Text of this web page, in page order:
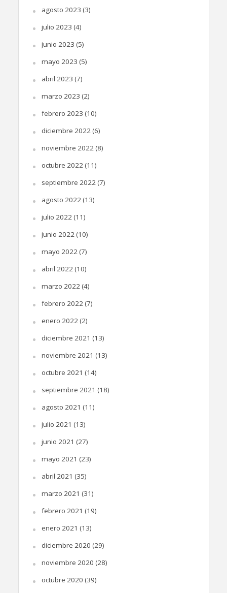
agosto 2023 (3)
julio 2023 (4)
junio 2023 (5)
mayo 2023 (5)
abril 2023 (7)
marzo 2023 (2)
febrero 2023 (10)
diciembre 2022(6)
noviembre 2022(8)
octubre 2022(11)
septiembre 2022(7)
agosto 2022(13)
julio 2022(11)
junio 2022(10)
mayo 2022(7)
abril 2022(10)
marzo 2022(4)
febrero 2022(7)
enero 2022(2)
diciembre 2021 (13)
noviembre 2021 (13)
octubre 2021 (14)
septiembre 2021 (18)
agosto 2021 (11)
julio 2021 (13)
junio 2021 (27)
mayo 2021 (23)
abril 2021 (35)
marzo 2021 (31)
febrero 2021 (19)
enero 2021 (13)
diciembre 2020 (29)
noviembre 2020 (28)
octubre 2020 (39)